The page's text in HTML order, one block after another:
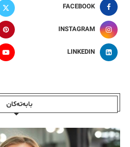
FACEBOOK
INSTAGRAM
LINKEDIN
بابەتەکان